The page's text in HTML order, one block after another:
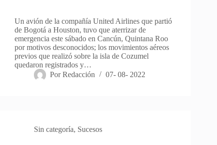
Un avión de la compañía United Airlines que partió
de Bogotá a Houston, tuvo que aterrizar de
emergencia este sábado en Cancún, Quintana Roo
por motivos desconocidos; los movimientos aéreos
previos que realizó sobre la isla de Cozumel
quedaron registrados y…
Por Redacción 07- 08- 2022
Sin categoría, Sucesos